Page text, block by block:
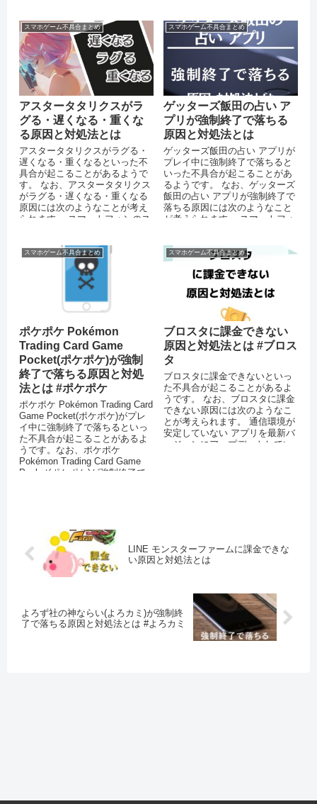
スマホゲーム不具合まとめ
アスタータタリクスがラ
グる・遅くなる・重くな
る原因と対処法とは
アスタータタリクスがラグる・
遅くなる・重くなるといった不
具合が起こることがあるようで
す。 なお、アスタータタリクス
がラグる・遅くなる・重くなる
原因には次のようなことが考え
られます。 スマートフォンのス
スマホゲーム不具合まとめ
ゲッターズ飯田の占い ア
プリが強制終了で落ちる
原因と対処法とは
ゲッターズ飯田の占い アプリが
プレイ中に強制終了で落ちると
いった不具合が起こることがあ
るようです。 なお、ゲッターズ
飯田の占い アプリが強制終了で
落ちる原因には次のようなこと
が考えられます。 スマートフォ
スマホゲーム不具合まとめ
ポケポケ Pokémon
Trading Card Game
Pocket(ポケポケ)が強制
終了で落ちる原因と対処
法とは #ポケポケ
ポケポケ Pokémon Trading Card
Game Pocket(ポケポケ)がプレ
イ中に強制終了で落ちるといっ
た不具合が起こることがあるよ
うです。なお、ポケポケ
Pokémon Trading Card Game
Pocket(ポケポケ)が強制終了で
スマホゲーム不具合まとめ
ブロスタに課金できない
原因と対処法とは #ブロス
タ
ブロスタに課金できないといっ
た不具合が起こることがあるよ
うです。 なお、ブロスタに課金
できない原因には次のようなこ
とが考えられます。 通信環境が
安定していない アプリを最新バ
ージョンにアップデートしてい
LINE モンスターファームに課金できな
い原因と対処法とは
よろず社の神ならい(よろカミ)が強制終
了で落ちる原因と対処法とは #よろカミ